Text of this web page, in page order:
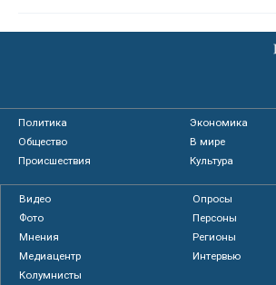
Политика
Экономика
Общество
В мире
Происшествия
Культура
Видео
Опросы
Фото
Персоны
Мнения
Регионы
Медиацентр
Интервью
Колумнисты